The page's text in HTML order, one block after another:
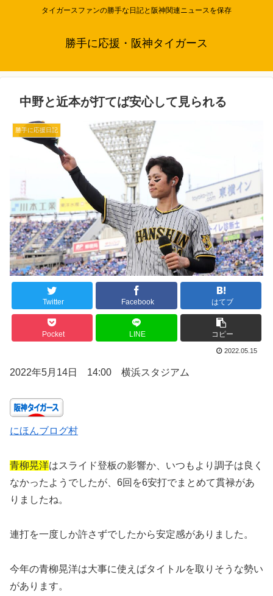
タイガースファンの勝手な日記と阪神関連ニュースを保存
勝手に応援・阪神タイガース
中野と近本が打てば安心して見られる
勝手に応援日記
Twitter Facebook はてブ
Pocket LINE コピー
2022.05.15
2022年5月14日 14:00 横浜スタジアム
にほんブログ村
青柳晃洋はスライド登板の影響か、いつもより調子は良く
なかったようでしたが、6回を6安打でまとめて貫禄があ
りましたね。
連打を一度しか許さずでしたから安定感がありました。
今年の青柳晃洋は大事に使えばタイトルを取りそうな勢い
があります。